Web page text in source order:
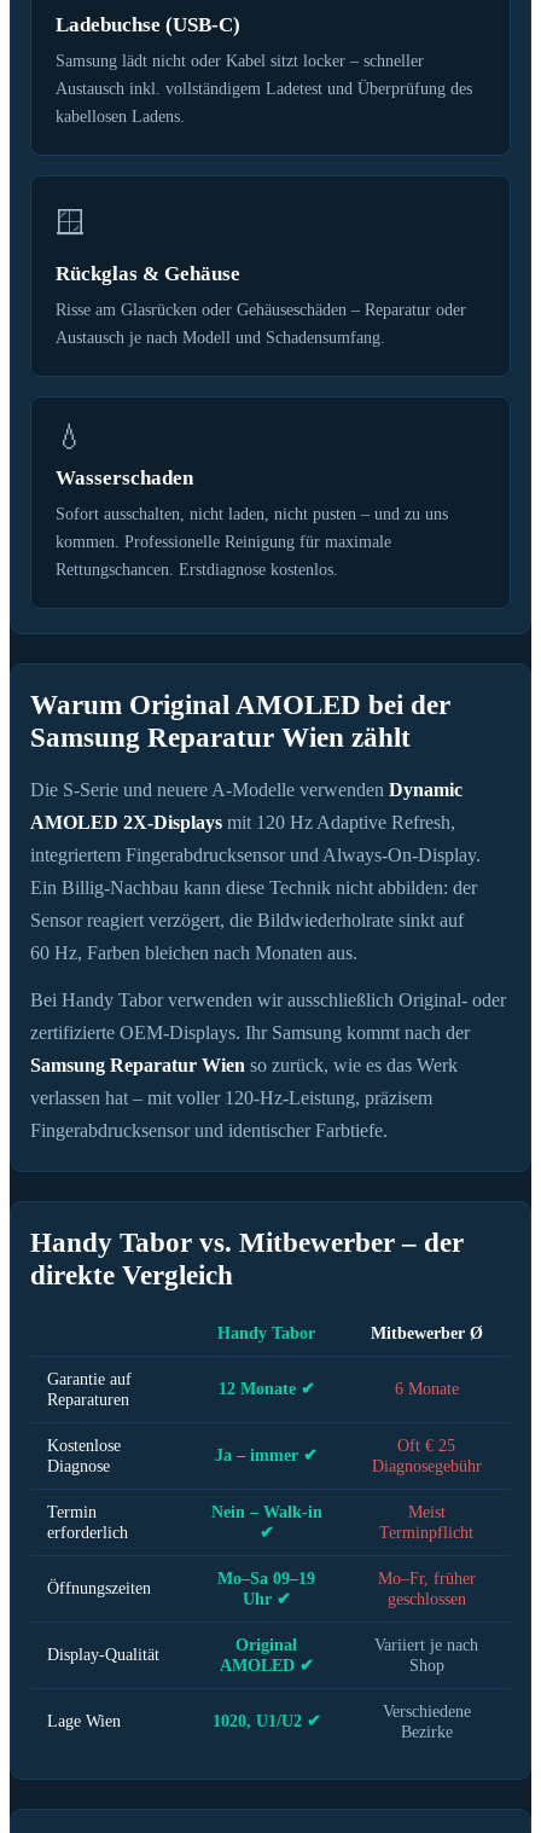
Ladebuchse (USB-C)
Samsung lädt nicht oder Kabel sitzt locker – schneller
Austausch inkl. vollständigem Ladetest und Überprüfung des
kabellosen Ladens.
🪟
Rückglas & Gehäuse
Risse am Glasrücken oder Gehäuseschäden – Reparatur oder
Austausch je nach Modell und Schadensumfang.
💧
Wasserschaden
Sofort ausschalten, nicht laden, nicht pusten – und zu uns
kommen. Professionelle Reinigung für maximale
Rettungschancen. Erstdiagnose kostenlos.
Warum Original AMOLED bei der
Samsung Reparatur Wien zählt
Die S-Serie und neuere A-Modelle verwenden Dynamic
AMOLED 2X-Displays mit 120 Hz Adaptive Refresh,
integriertem Fingerabdrucksensor und Always-On-Display.
Ein Billig-Nachbau kann diese Technik nicht abbilden: der
Sensor reagiert verzögert, die Bildwiederholrate sinkt auf
60 Hz, Farben bleichen nach Monaten aus.
Bei Handy Tabor verwenden wir ausschließlich Original- oder
zertifizierte OEM-Displays. Ihr Samsung kommt nach der
Samsung Reparatur Wien so zurück, wie es das Werk
verlassen hat – mit voller 120-Hz-Leistung, präzisem
Fingerabdrucksensor und identischer Farbtiefe.
Handy Tabor vs. Mitbewerber – der
direkte Vergleich
Handy Tabor Mitbewerber Ø
Garantie auf
Reparaturen
12 Monate ✔ 6 Monate
Kostenlose
Diagnose
Ja – immer ✔
Oft € 25
Diagnosegebühr
Termin
erforderlich
Nein – Walk-in
✔
Meist
Terminpflicht
Öffnungszeiten
Mo–Sa 09–19
Uhr ✔
Mo–Fr, früher
geschlossen
Display-Qualität
Original
AMOLED ✔
Variiert je nach
Shop
Lage Wien 1020, U1/U2 ✔
Verschiedene
Bezirke